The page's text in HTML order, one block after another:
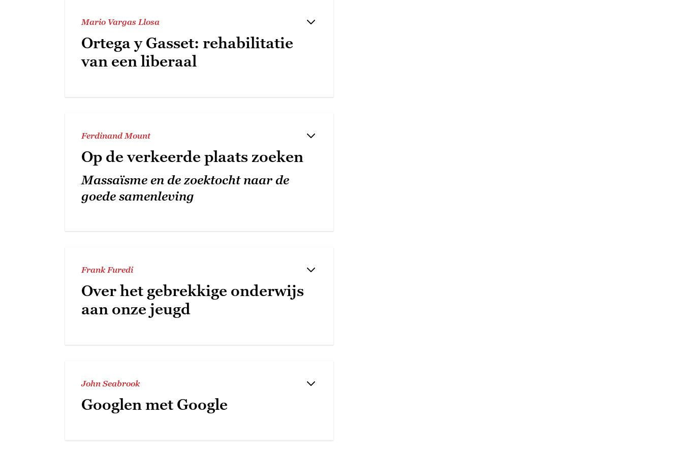
Mario Vargas Llosa
Ortega y Gasset: rehabilitatie
van een liberaal
Ferdinand Mount
Op de verkeerde plaats zoeken
Massaïsme en de zoektocht naar de
goede samenleving
Frank Furedi
Over het gebrekkige onderwijs
aan onze jeugd
John Seabrook
Googlen met Google